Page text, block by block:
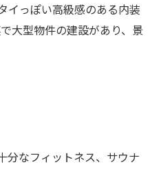
イっぽい高級感のある内装
大型物件の建設があり、景
分なフィットネス、サウナ